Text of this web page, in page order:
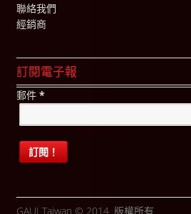
聯絡我們
經銷商
訂閱電子報
郵件 *
GAUI Taiwan © 2014. 版權所有